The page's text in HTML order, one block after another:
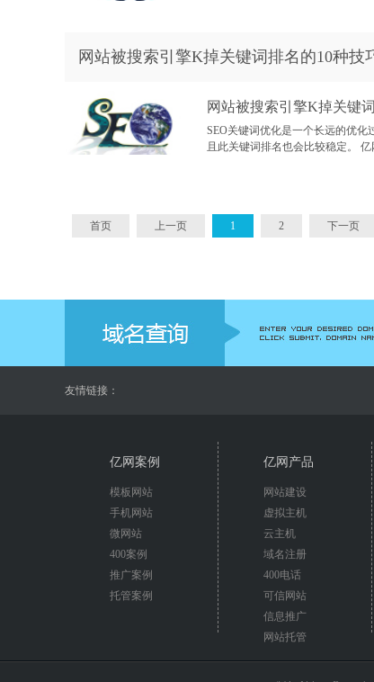
网站被搜索引擎K掉关键词排名的10种技
网站被搜索引擎K掉关键
SEO关键词优化是一个长远的优
且此关键词排名也会比较稳定。
首页 上一页 1 2 下一页
友情链接：
亿网案例
模板网站
手机网站
微网站
400案例
推广案例
托管案例
亿网产品
网站建设
虚拟主机
云主机
域名注册
400电话
可信网站
信息推广
网站托管